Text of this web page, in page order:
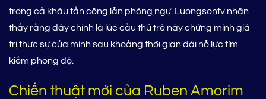
trong cả khâu tấn công lẫn phòng ngự. Luongsontv nhận
thấy rằng đây chính là lúc cầu thủ trẻ này chứng minh giá
trị thực sự của mình sau khoảng thời gian dài nỗ lực tìm
kiếm phong độ.
Chiến thuật mới của Ruben Amorim